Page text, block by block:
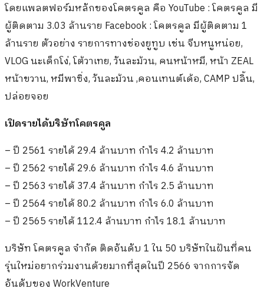
โดยแพลตฟอร์มหลักของโคตรคูล คือ YouTube : โคตรคูล มี
ผู้ติดตาม 3.03 ล้านราย Facebook : โคตรคูล มีผู้ติดตาม 1
ล้านราย ตัวอย่าง รายการทางช่องยูทูบ เช่น จีบหนูหน่อย,
VLOG นะเด็กโง่, โต้วาเทย, วันละม้วน, คนหน้าหมี, หน้า ZEAL
หน้าขวาน, หมีพาซิ่ง, วันละม้วน ,คอนเทนต์เด้อ, CAMP ปลิ้น,
ปล่อยจอย
เปิดรายได้บริษัทโคตรคูล
– ปี 2561 รายได้ 29.4 ล้านบาท กำไร 4.2 ล้านบาท
– ปี 2562 รายได้ 29.6 ล้านบาท กำไร 4.6 ล้านบาท
– ปี 2563 รายได้ 37.4 ล้านบาท กำไร 2.5 ล้านบาท
– ปี 2564 รายได้ 80.2 ล้านบาท กำไร 6.0 ล้านบาท
– ปี 2565 รายได้ 112.4 ล้านบาท กำไร 18.1 ล้านบาท
บริษัท โคตรคูล จำกัด ติดอันดับ 1 ใน 50 บริษัทในฝันที่คน
รุ่นใหม่อยากร่วมงานด้วยมากที่สุดในปี 2566 จากการจัด
อันดับของ WorkVenture